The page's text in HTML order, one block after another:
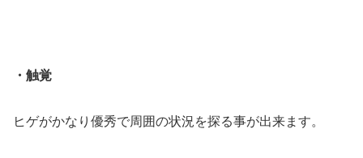
・触覚
ヒゲがかなり優秀で周囲の状況を探る事が出来ます。